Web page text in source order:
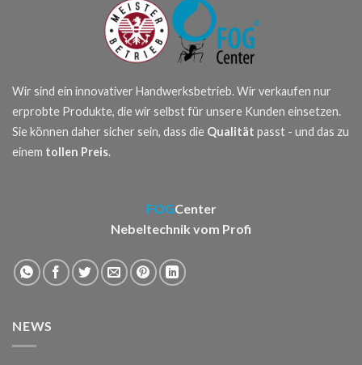
Wir sind ein innovativer Handwerksbetrieb. Wir verkaufen nur
erprobte Produkte, die wir selbst für unsere Kunden einsetzen.
Sie können daher sicher sein, dass die Qualität passt - und das zu
einem tollen Preis.
FOGCenter
Nebeltechnik vom Profi
NEWS